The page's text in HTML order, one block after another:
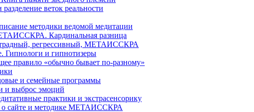
веток реальности
методики ведомой медитации
Кардинальная разница
регрессивный, МЕТАИССКРА
Гипнологи и гипнотизеры
правило «обычно бывает по-разному»
и семейные программы
и выброс эмоций
практики и экстрасенсорику
о сайте и методике МЕТАИССКРА